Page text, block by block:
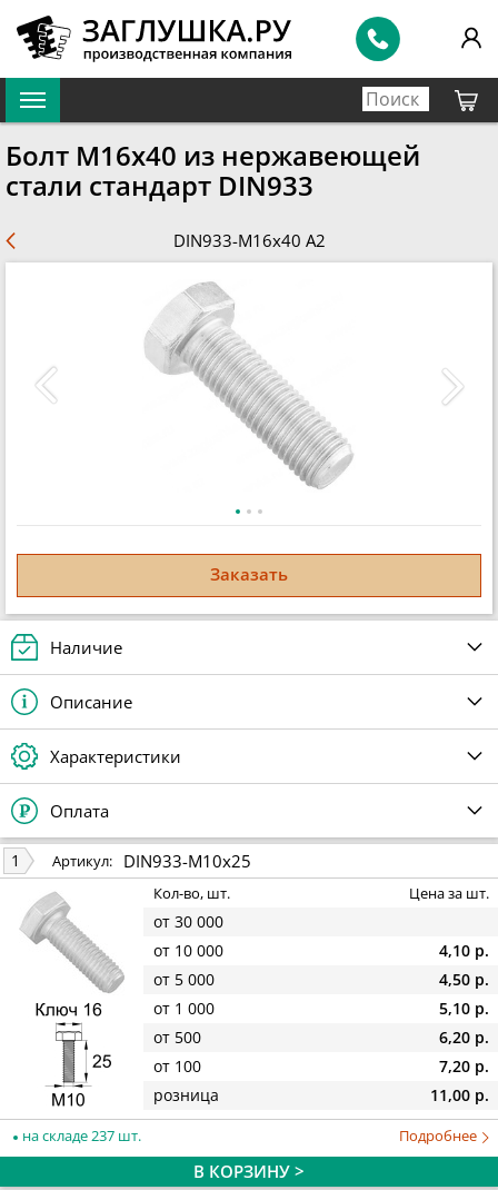
Болт M16x40 из нержавеющей
стали стандарт DIN933
DIN933-M16x40 A2
Заказать
Наличие
Описание
Характеристики
Оплата
1 Артикул: DIN933-M10x25
Кол-во, шт. Цена за шт.
от 30 000
от 10 000
4,10 р.
от 5 000
4,50 р.
от 1 000
5,10 р.
от 500
6,20 р.
от 100
7,20 р.
розница
11,00 р.
на складе 237 шт. Подробнее
В КОРЗИНУ >